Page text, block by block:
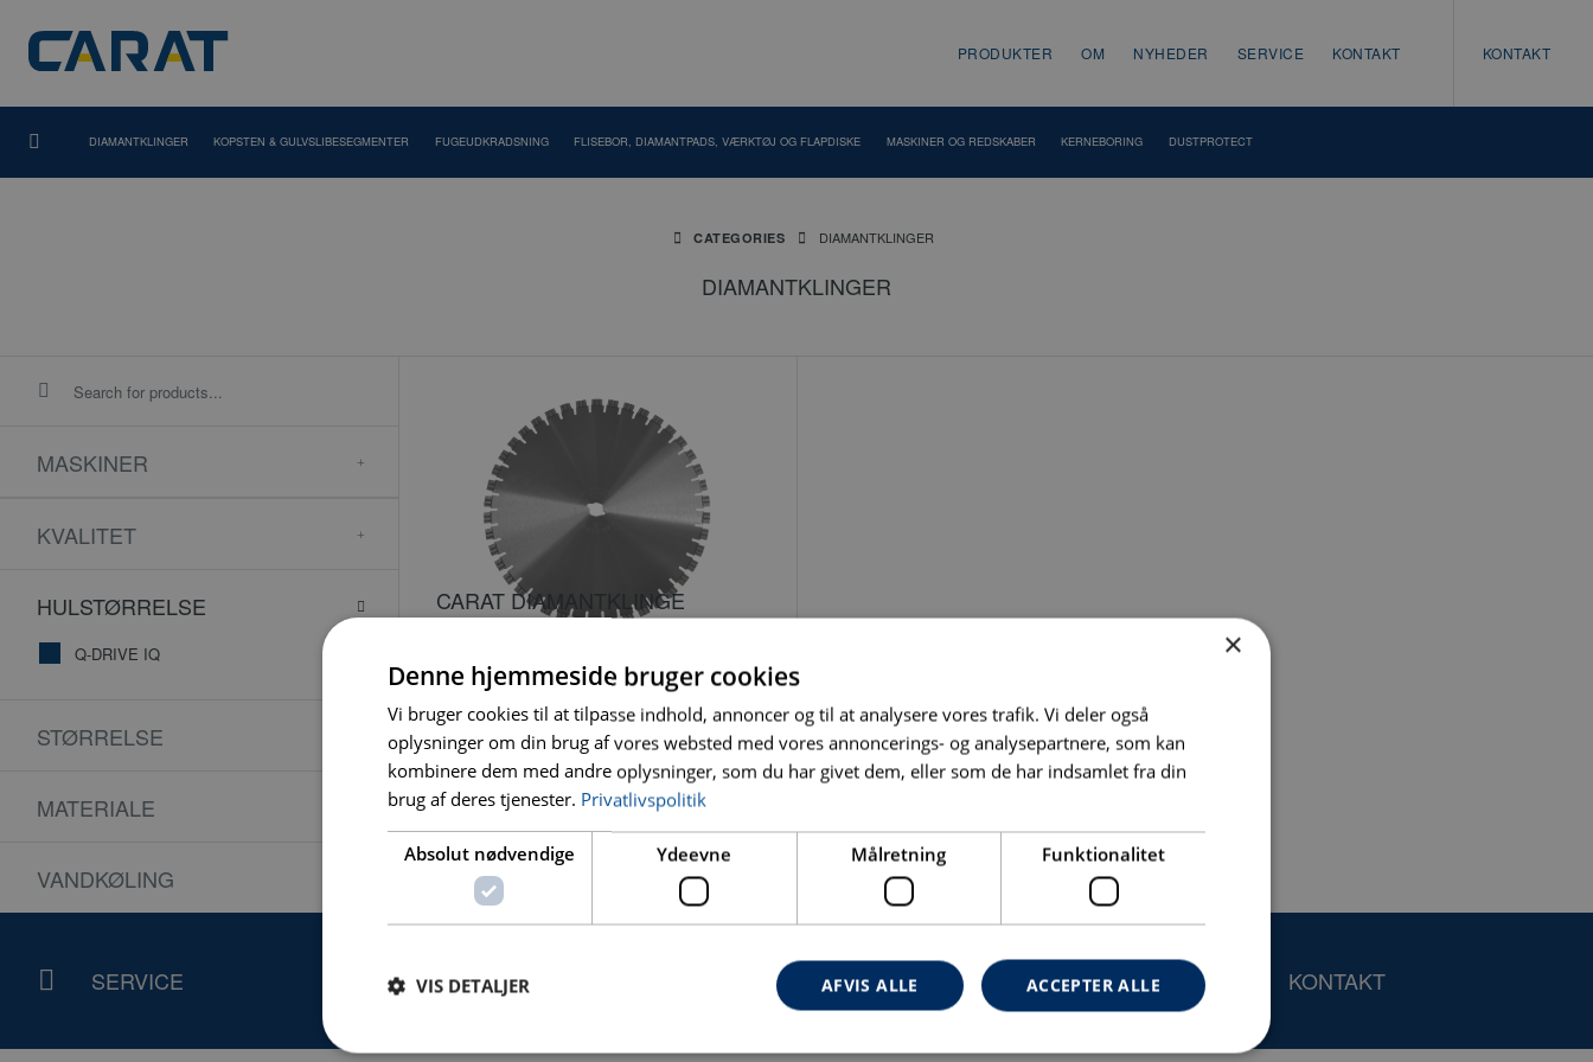
PRODUKTER OM NYHEDER SERVICE KONTAKT KONTAKT
DIAMANTKLINGER KOPSTEN & GULVSLIBESEGMENTER FUGEUDKRADSNING FLISEBOR, DIAMANTPADS, VÆRKTØJ OG FLAPDISKE MASKINER OG REDSKABER KERNEBORING DUSTPROTECT
CATEGORIES DIAMANTKLINGER
DIAMANTKLINGER
MASKINER
KVALITET
HULSTØRRELSE
Q-DRIVE IQ
STØRRELSE
MATERIALE
VANDKØLING
CARAT DIAMANTKLINGE
CSQ420: DIAMANTKLINGE TIL
TØRSKÆRING MED HUL DER PASSER
TIL IQ STENSKÆREMASKINER
SERVICE NYHEDER OM KONTAKT
×
Denne hjemmeside bruger cookies
Vi bruger cookies til at tilpasse indhold, annoncer og til at analysere vores trafik. Vi deler også
oplysninger om din brug af vores websted med vores annoncerings- og analysepartnere, som kan
kombinere dem med andre oplysninger, som du har givet dem, eller som de har indsamlet fra din
brug af deres tjenester. Privatlivspolitik
Absolut nødvendige Ydeevne Målretning Funktionalitet
ACCEPTER ALLE
AFVIS ALLE
VIS DETALJER